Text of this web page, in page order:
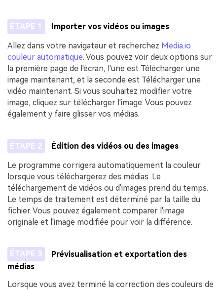
ÉTAPE 1 Importer vos vidéos ou images
Allez dans votre navigateur et recherchez Media.io
couleur automatique. Vous pouvez voir deux options sur
la première page de l'écran, l'une est Télécharger une
image maintenant, et la seconde est Télécharger une
vidéo maintenant. Si vous souhaitez modifier votre
image, cliquez sur télécharger l'image. Vous pouvez
également y faire glisser vos médias.
ÉTAPE 2 Édition des vidéos ou des images
Le programme corrigera automatiquement la couleur
lorsque vous téléchargerez des médias. Le
téléchargement de vidéos ou d'images prend du temps.
Le temps de traitement est déterminé par la taille du
fichier. Vous pouvez également comparer l'image
originale et l'image modifiée pour voir la différence.
ÉTAPE 3
Prévisualisation et exportation des
médias
Lorsque vous avez terminé la correction des couleurs de